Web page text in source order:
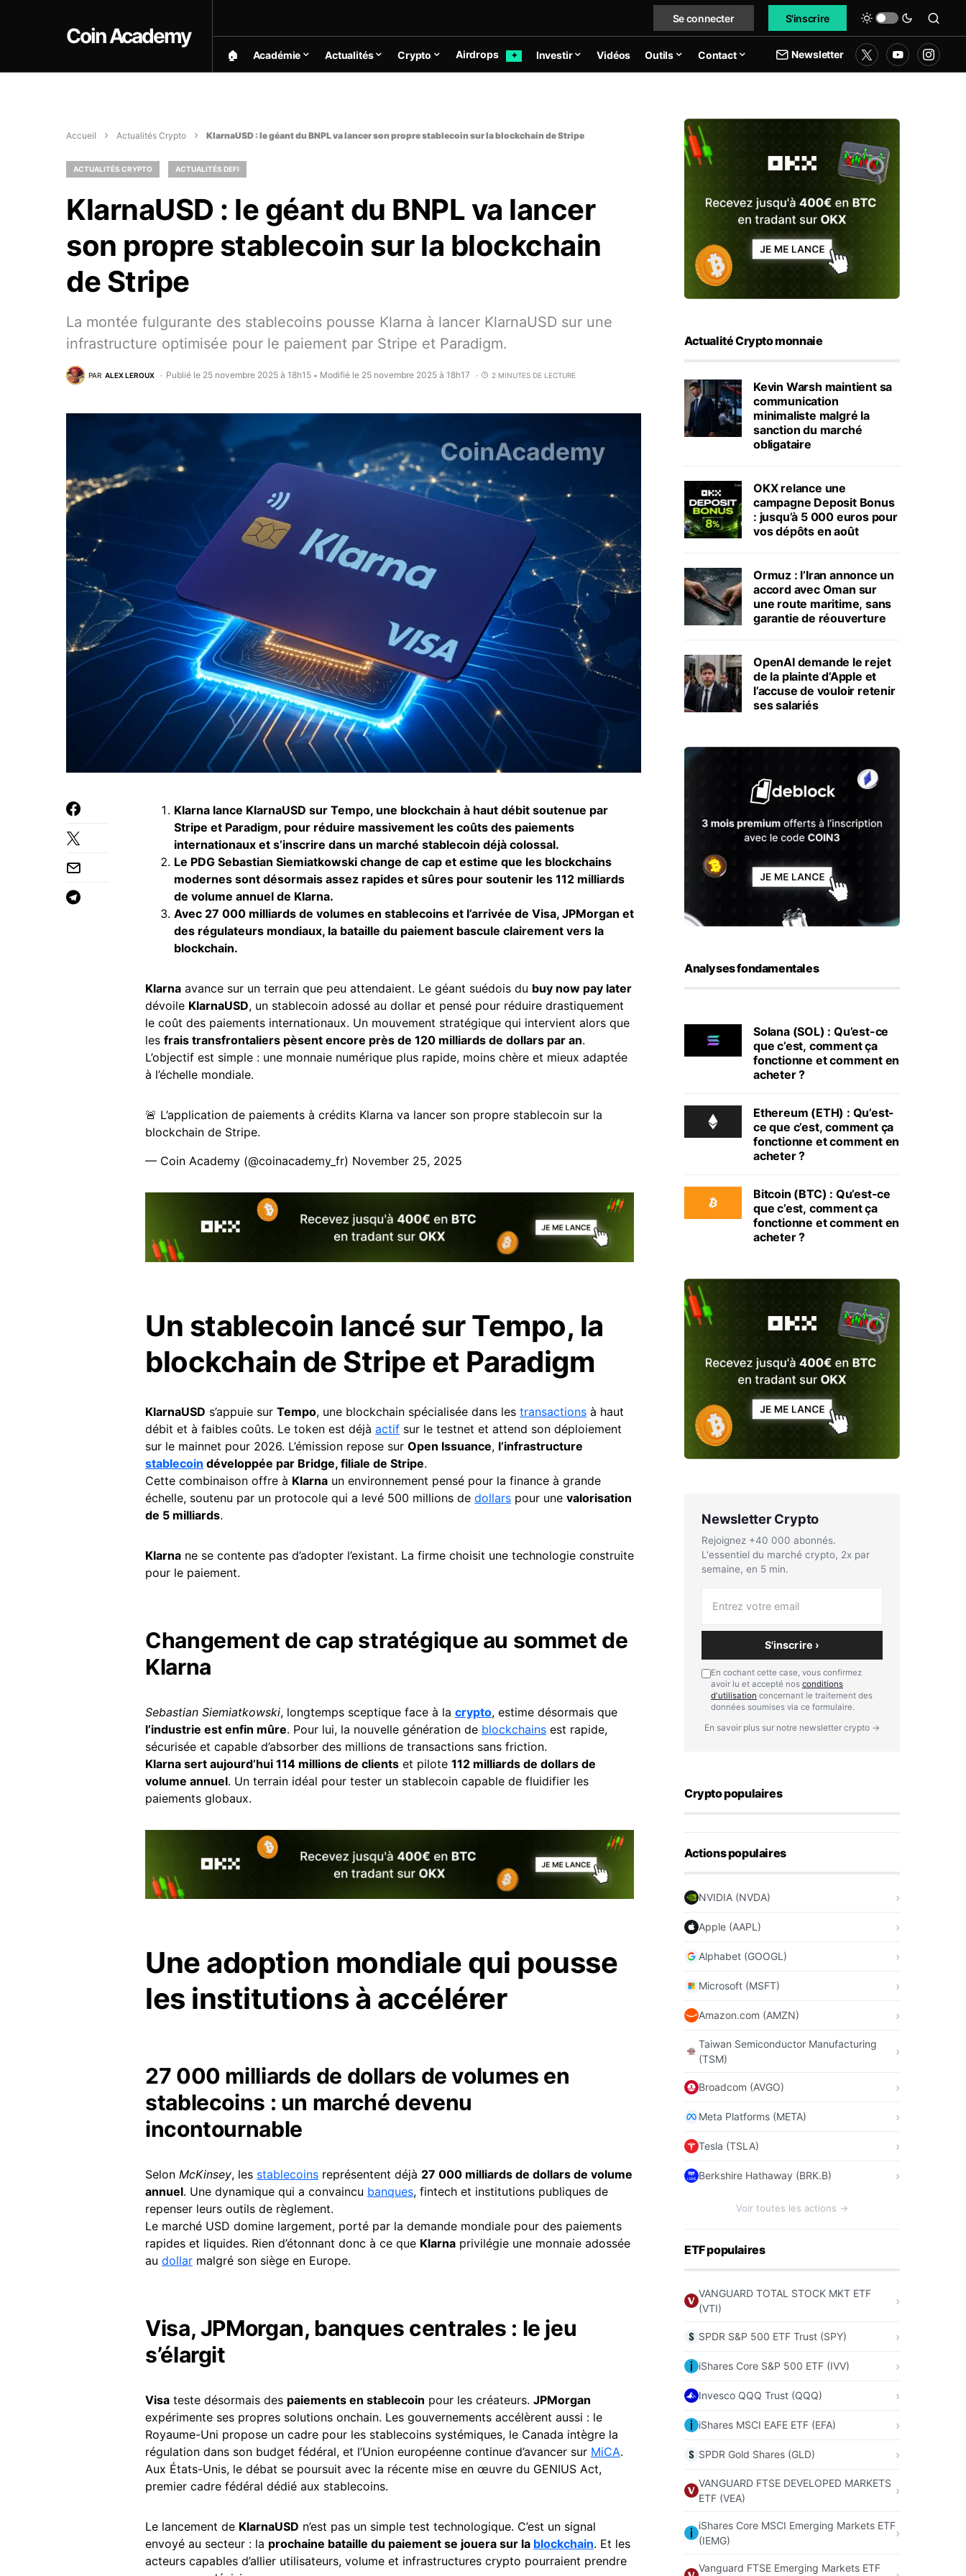
Coin Academy
Se connecter S'inscrire
🏠︎ Académie Actualités Crypto Airdrops ✦ Investir Vidéos Outils Contact Newsletter
Accueil Actualités Crypto KlarnaUSD : le géant du BNPL va lancer son propre stablecoin sur la blockchain de Stripe
ACTUALITÉS CRYPTO ACTUALITÉS DEFI
KlarnaUSD : le géant du BNPL va lancer
son propre stablecoin sur la blockchain
de Stripe
La montée fulgurante des stablecoins pousse Klarna à lancer KlarnaUSD sur une
infrastructure optimisée pour le paiement par Stripe et Paradigm.
PAR ALEX LEROUX Publié le 25 novembre 2025 à 18h15 • Modifié le 25 novembre 2025 à 18h17 2 MINUTES DE LECTURE
Klarna lance KlarnaUSD sur Tempo, une blockchain à haut débit soutenue par
Stripe et Paradigm, pour réduire massivement les coûts des paiements
internationaux et s’inscrire dans un marché stablecoin déjà colossal.
Le PDG Sebastian Siemiatkowski change de cap et estime que les blockchains
modernes sont désormais assez rapides et sûres pour soutenir les 112 milliards
de volume annuel de Klarna.
Avec 27 000 milliards de volumes en stablecoins et l’arrivée de Visa, JPMorgan et
des régulateurs mondiaux, la bataille du paiement bascule clairement vers la
blockchain.
Klarna avance sur un terrain que peu attendaient. Le géant suédois du buy now pay later
dévoile KlarnaUSD, un stablecoin adossé au dollar et pensé pour réduire drastiquement
le coût des paiements internationaux. Un mouvement stratégique qui intervient alors que
les frais transfrontaliers pèsent encore près de 120 milliards de dollars par an.
L’objectif est simple : une monnaie numérique plus rapide, moins chère et mieux adaptée
à l’échelle mondiale.
🚨 L’application de paiements à crédits Klarna va lancer son propre stablecoin sur la
blockchain de Stripe.
— Coin Academy (@coinacademy_fr) November 25, 2025
Un stablecoin lancé sur Tempo, la
blockchain de Stripe et Paradigm
KlarnaUSD s’appuie sur Tempo, une blockchain spécialisée dans les transactions à haut
débit et à faibles coûts. Le token est déjà actif sur le testnet et attend son déploiement
sur le mainnet pour 2026. L’émission repose sur Open Issuance, l’infrastructure
stablecoin développée par Bridge, filiale de Stripe.
Cette combinaison offre à Klarna un environnement pensé pour la finance à grande
échelle, soutenu par un protocole qui a levé 500 millions de dollars pour une valorisation
de 5 milliards.
Klarna ne se contente pas d’adopter l’existant. La firme choisit une technologie construite
pour le paiement.
Changement de cap stratégique au sommet de
Klarna
Sebastian Siemiatkowski, longtemps sceptique face à la crypto, estime désormais que
l’industrie est enfin mûre. Pour lui, la nouvelle génération de blockchains est rapide,
sécurisée et capable d’absorber des millions de transactions sans friction.
Klarna sert aujourd’hui 114 millions de clients et pilote 112 milliards de dollars de
volume annuel. Un terrain idéal pour tester un stablecoin capable de fluidifier les
paiements globaux.
Une adoption mondiale qui pousse
les institutions à accélérer
27 000 milliards de dollars de volumes en
stablecoins : un marché devenu
incontournable
Selon McKinsey, les stablecoins représentent déjà 27 000 milliards de dollars de volume
annuel. Une dynamique qui a convaincu banques, fintech et institutions publiques de
repenser leurs outils de règlement.
Le marché USD domine largement, porté par la demande mondiale pour des paiements
rapides et liquides. Rien d’étonnant donc à ce que Klarna privilégie une monnaie adossée
au dollar malgré son siège en Europe.
Visa, JPMorgan, banques centrales : le jeu
s’élargit
Visa teste désormais des paiements en stablecoin pour les créateurs. JPMorgan
expérimente ses propres solutions onchain. Les gouvernements accélèrent aussi : le
Royaume-Uni propose un cadre pour les stablecoins systémiques, le Canada intègre la
régulation dans son budget fédéral, et l’Union européenne continue d’avancer sur MiCA.
Aux États-Unis, le débat se poursuit avec la récente mise en œuvre du GENIUS Act,
premier cadre fédéral dédié aux stablecoins.
Le lancement de KlarnaUSD n’est pas un simple test technologique. C’est un signal
envoyé au secteur : la prochaine bataille du paiement se jouera sur la blockchain. Et les
acteurs capables d’allier utilisateurs, volume et infrastructures crypto pourraient prendre
Actualité Crypto monnaie
Kevin Warsh maintient sa
communication
minimaliste malgré la
sanction du marché
obligataire
OKX relance une
campagne Deposit Bonus
: jusqu’à 5 000 euros pour
vos dépôts en août
Ormuz : l’Iran annonce un
accord avec Oman sur
une route maritime, sans
garantie de réouverture
OpenAI demande le rejet
de la plainte d’Apple et
l’accuse de vouloir retenir
ses salariés
Analyses fondamentales
Solana (SOL) : Qu’est-ce
que c’est, comment ça
fonctionne et comment en
acheter ?
Ethereum (ETH) : Qu’est-
ce que c’est, comment ça
fonctionne et comment en
acheter ?
Bitcoin (BTC) : Qu’est-ce
que c’est, comment ça
fonctionne et comment en
acheter ?
Newsletter Crypto
Rejoignez +40 000 abonnés.
L'essentiel du marché crypto, 2x par
semaine, en 5 min.
S'inscrire ›
En cochant cette case, vous confirmez
avoir lu et accepté nos conditions
d'utilisation concernant le traitement des
données soumises via ce formulaire.
En savoir plus sur notre newsletter crypto →
Crypto populaires
Actions populaires
NVIDIA (NVDA)
Apple (AAPL)
Alphabet (GOOGL)
Microsoft (MSFT)
Amazon.com (AMZN)
Taiwan Semiconductor Manufacturing
(TSM)
Broadcom (AVGO)
Meta Platforms (META)
Tesla (TSLA)
Berkshire Hathaway (BRK.B)
Voir toutes les actions →
ETF populaires
VANGUARD TOTAL STOCK MKT ETF
(VTI)
SPDR S&P 500 ETF Trust (SPY)
iShares Core S&P 500 ETF (IVV)
Invesco QQQ Trust (QQQ)
iShares MSCI EAFE ETF (EFA)
SPDR Gold Shares (GLD)
VANGUARD FTSE DEVELOPED MARKETS
ETF (VEA)
iShares Core MSCI Emerging Markets ETF
(IEMG)
Vanguard FTSE Emerging Markets ETF